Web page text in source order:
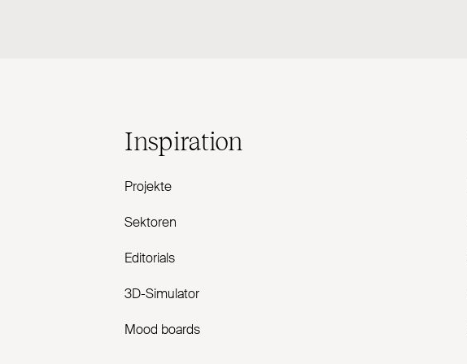
Inspiration
Projekte
Sektoren
Editorials
3D-Simulator
Mood boards